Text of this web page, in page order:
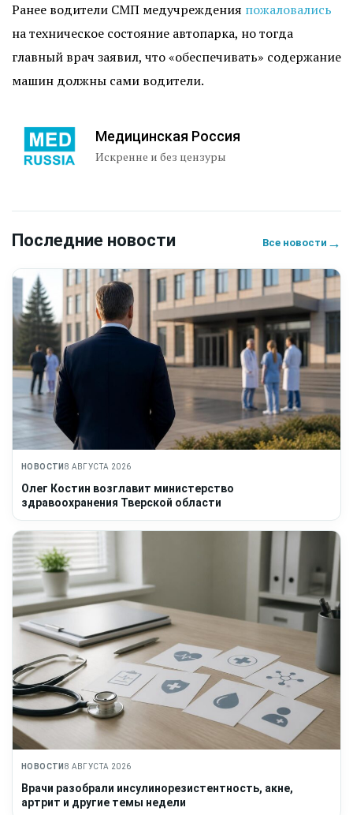
Ранее водители СМП медучреждения пожаловались
на техническое состояние автопарка, но тогда
главный врач заявил, что «обеспечивать» содержание
машин должны сами водители.
Медицинская Россия
Искренне и без цензуры
Последние новости Все новости →
НОВОСТИ 8 АВГУСТА 2026
Олег Костин возглавит министерство
здравоохранения Тверской области
НОВОСТИ 8 АВГУСТА 2026
Врачи разобрали инсулинорезистентность, акне,
артрит и другие темы недели